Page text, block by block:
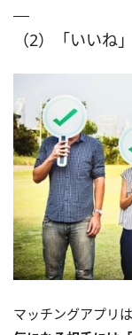
（2）「いいね
マッチングアプリ